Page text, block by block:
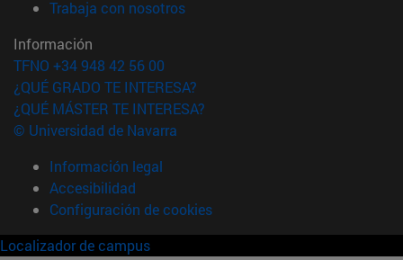
Trabaja con nosotros(abre en nueva ventana)
Información
TFNO +34 948 42 56 00
¿QUÉ GRADO TE INTERESA?
¿QUÉ MÁSTER TE INTERESA?
© Universidad de Navarra
Información legal
Accesibilidad
Configuración de cookies
Localizador de campus